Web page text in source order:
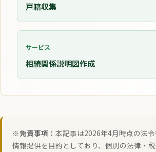
戸籍収集
サービス
相続関係説明図作成
※免責事項： 本記事は2026年4月時点の法
情報提供を目的としており、個別の法律・